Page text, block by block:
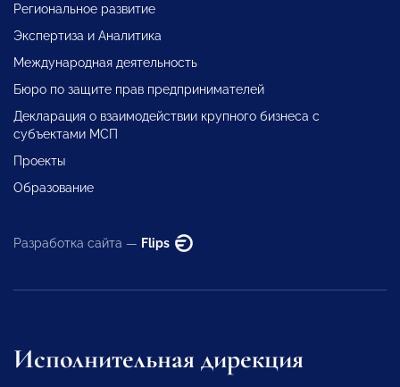
Региональное развитие
Экспертиза и Аналитика
Международная деятельность
Бюро по защите прав предпринимателей
Декларация о взаимодействии крупного бизнеса с
субъектами МСП
Проекты
Образование
Разработка сайта — Flips
Исполнительная дирекция